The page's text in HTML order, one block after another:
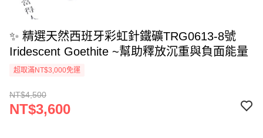
✨ 精選天然西班牙彩虹針鐵礦TRG0613-8號
Iridescent Goethite ~幫助釋放沉重與負面能量
超取滿NT$3,000免運
NT$4,500
NT$3,600